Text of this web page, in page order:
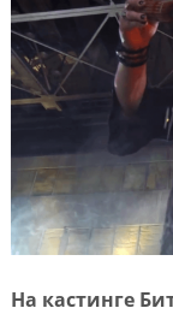
На кастинге